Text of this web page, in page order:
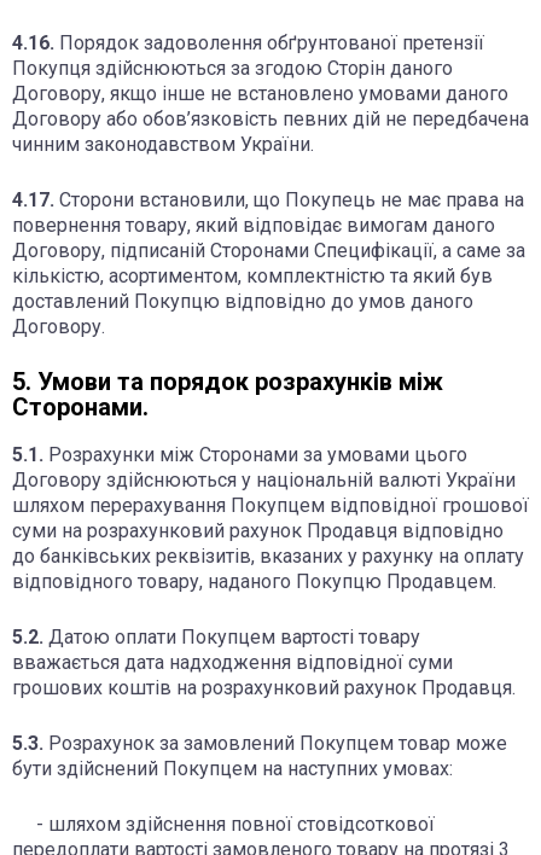
4.16. Порядок задоволення обґрунтованої претензії
Покупця здійснюються за згодою Сторін даного
Договору, якщо інше не встановлено умовами даного
Договору або обов’язковість певних дій не передбачена
чинним законодавством України.
4.17. Сторони встановили, що Покупець не має права на
повернення товару, який відповідає вимогам даного
Договору, підписаній Сторонами Специфікації, а саме за
кількістю, асортиментом, комплектністю та який був
доставлений Покупцю відповідно до умов даного
Договору.
5. Умови та порядок розрахунків між
Сторонами.
5.1. Розрахунки між Сторонами за умовами цього
Договору здійснюються у національній валюті України
шляхом перерахування Покупцем відповідної грошової
суми на розрахунковий рахунок Продавця відповідно
до банківських реквізитів, вказаних у рахунку на оплату
відповідного товару, наданого Покупцю Продавцем.
5.2. Датою оплати Покупцем вартості товару
вважається дата надходження відповідної суми
грошових коштів на розрахунковий рахунок Продавця.
5.3. Розрахунок за замовлений Покупцем товар може
бути здійснений Покупцем на наступних умовах:
- шляхом здійснення повної стовідсоткової
передоплати вартості замовленого товару на протязі 3